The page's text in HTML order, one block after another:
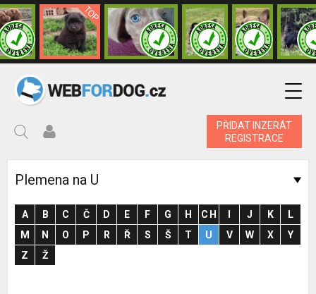
PŘIDAT INZERÁT
REGISTRACE
Plemena na U
A B C Č D E F G H CH I J K
L
M
N O P R Ř S Š T U V W X
Y
Z
Ž